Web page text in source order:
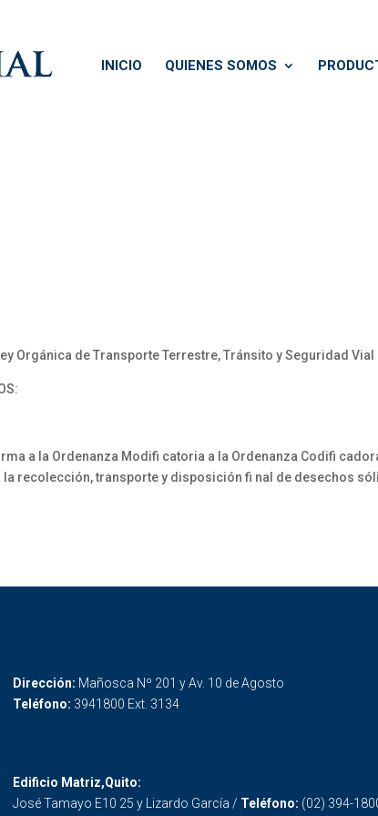
INICIO QUIENES SOMOS
Orgánica de Transporte Terrestre, Tránsito y Seguridad Vial
a la Ordenanza Modifi catoria a la Ordenanza Codifi
recolección, transporte y disposición fi nal de desechos
Dirección: Mañosca Nº 201 y Av. 10 de Agosto
Teléfono: 3941800 Ext. 3134
Edificio Matriz,Quito:
José Tamayo E10 25 y Lizardo García / Teléfono: (02) 394-